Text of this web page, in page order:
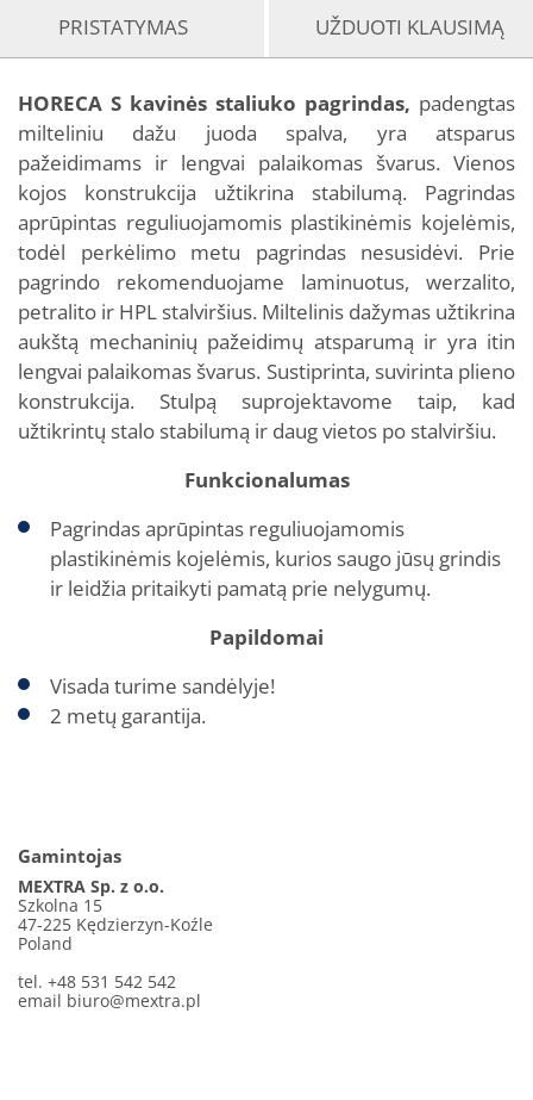
PRISTATYMAS UŽDUOTI KLAUSIMĄ
HORECA S kavinės staliuko pagrindas, padengtas
milteliniu dažu juoda spalva, yra atsparus
pažeidimams ir lengvai palaikomas švarus. Vienos
kojos konstrukcija užtikrina stabilumą. Pagrindas
aprūpintas reguliuojamomis plastikinėmis kojelėmis,
todėl perkėlimo metu pagrindas nesusidėvi. Prie
pagrindo rekomenduojame laminuotus, werzalito,
petralito ir HPL stalviršius. Miltelinis dažymas užtikrina
aukštą mechaninių pažeidimų atsparumą ir yra itin
lengvai palaikomas švarus. Sustiprinta, suvirinta plieno
konstrukcija. Stulpą suprojektavome taip, kad
užtikrintų stalo stabilumą ir daug vietos po stalviršiu.
Funkcionalumas
Pagrindas aprūpintas reguliuojamomis
plastikinėmis kojelėmis, kurios saugo jūsų grindis
ir leidžia pritaikyti pamatą prie nelygumų.
Papildomai
Visada turime sandėlyje!
2 metų garantija.
Gamintojas
MEXTRA Sp. z o.o.
Szkolna 15
47-225 Kędzierzyn-Koźle
Poland
tel. +48 531 542 542
email biuro@mextra.pl